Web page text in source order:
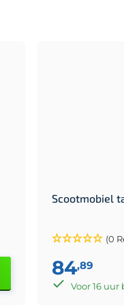
Scootmobiel
(0
84,89
Voor 16